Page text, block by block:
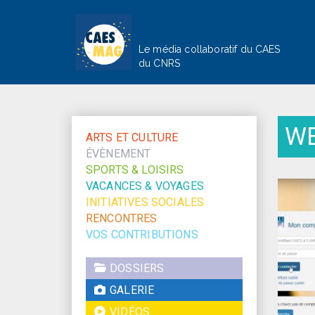
Le média collaboratif du CAES
du CNRS
ARTS ET CULTURE
ÉVÈNEMENT
SPORTS & LOISIRS
VACANCES & VOYAGES
INITIATIVES SOCIALES
RENCONTRES
VOS CONTRIBUTIONS
DOSSIERS
GALERIE
VIDÉOS